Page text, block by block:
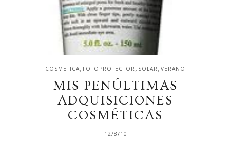
COSMETICA, FOTOPROTECTOR, SOLAR, VERANO
MIS PENÚLTIMAS
ADQUISICIONES
COSMÉTICAS
12/8/10